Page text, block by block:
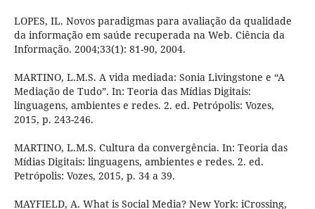
LOPES, IL. Novos paradigmas para avaliação da qualidade
da informação em saúde recuperada na Web. Ciência da
Informação. 2004;33(1): 81-90, 2004.
MARTINO, L.M.S. A vida mediada: Sonia Livingstone e “A
Mediação de Tudo”. In: Teoria das Mídias Digitais:
linguagens, ambientes e redes. 2. ed. Petrópolis: Vozes,
2015, p. 243-246.
MARTINO, L.M.S. Cultura da convergência. In: Teoria das
Mídias Digitais: linguagens, ambientes e redes. 2. ed.
Petrópolis: Vozes, 2015, p. 34 a 39.
MAYFIELD, A. What is Social Media? New York: iCrossing,